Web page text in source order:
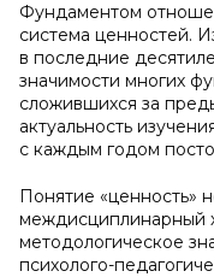
Фундаментом
система ценностей.
в последние
значимости многих
сложившихся за
актуальность
с каждым годом
Понятие «ценность»
междисциплинарный
методологическое
психолого-